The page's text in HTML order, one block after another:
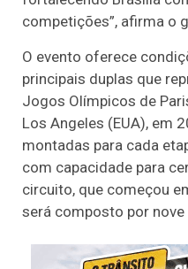
competições”, afirma o
O evento oferece
principais duplas que
Jogos Olímpicos de
Los Angeles (EUA), em
montadas para cada
com capacidade para
circuito, que começou
será composto por nove